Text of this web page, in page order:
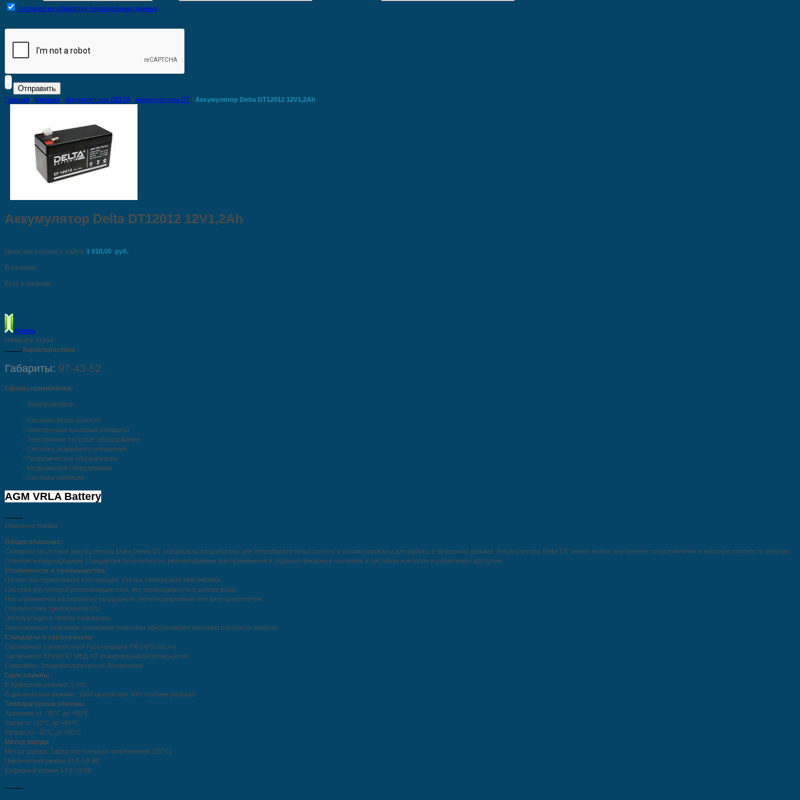
согласен на обработку персональных данных
Главная / Магазин / Аккумуляторы DELTA/ Аккумуляторы DT / Аккумулятор Delta DT12012 12V1,2Ah
Аккумулятор Delta DT12012 12V1,2Ah
Цена при покупке с сайта: 1 010,00 руб.
В наличии:
Есть в наличии
Купить
Написать отзыв
Характеристики
Габариты: 97-43-52
Сферы применения:
- Электромобили
- Системы безоп асности
- Электронные кассовые аппараты
- Электронное тестовое оборудование
- Системы аварийного освещения
- Геофизическое оборудование
- Медицинское оборудование
- Системы контроля
AGM VRLA Battery
Описание товара
Общее описание:
Свинцово-кислотные аккумуляторы Delta серии DT специально разработаны для нетребовательных систем и оптимизированы для работы в буферном режиме. Аккумуляторы Delta DT имеют низкое внутреннее сопротивление и высокую плотность энергии.
Отвечая международным стандартам безопасности, рекомендованы для применения в охранно-пожарных системах и системах контроля и управления доступом.
Особенности и преимущества:
Полностью герметичная конструкция, утечка электролита невозможна.
Система внутренней рекомбинации газа, нет необходимости в доливе воды.
Нет ограничений на перевозку воздушным, железнодорожным или автотранспортом.
Соответствие требованиям UL.
Эксплуатация в любом положении.
Легированные кальцием свинцовые пластины обеспечивают высокую плотность энергии.
Стандарты и сертификаты
Сертификат соответствия Госстандарта РФ («Ростест»)
Заключение ВНИИПО МВД «О пожаровзрывобезопасности»
Санитарно-Эпидемиологическое Заключение
Срок службы
В буферном режиме: 5 лет.
В циклическом режиме: 1000 циклов при 30% глубине разряда.
Температурные режимы
Хранение от -35°С до +60°С
Заряд от -10°С до +60°С
Разряд от -20°С до +60°С
Метод заряда
Метод заряда: Заряд постоянным напряжением (25°C)
Циклический режим 14.5-14.9В
Буферный режим 13.6-13.8В